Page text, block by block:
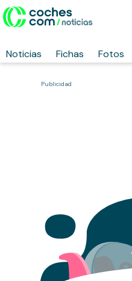
Noticias Fichas Fotos
Publicidad